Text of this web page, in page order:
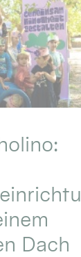
Dach